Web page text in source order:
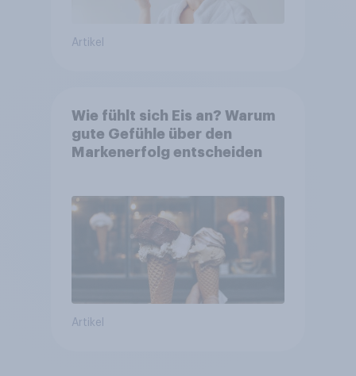
Artikel
Wie fühlt sich Eis an? Warum
gute Gefühle über den
Markenerfolg entscheiden
Artikel